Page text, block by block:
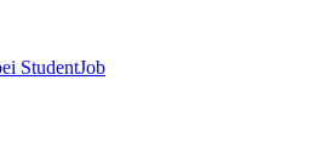
StudentJob